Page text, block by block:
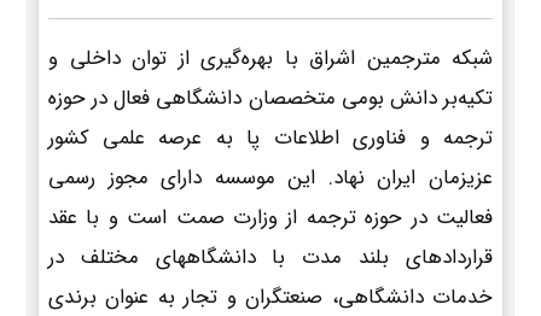
شبکه مترجمین اشراق با بهره‌گیری از توان داخلی و
تکیه‌بر دانش بومی متخصصان دانشگاهی فعال در حوزه
ترجمه و فناوری اطلاعات پا به عرصه علمی کشور
عزیزمان ایران نهاد. این موسسه دارای مجوز رسمی
فعالیت در حوزه ترجمه از وزارت صمت است و با عقد
قراردادهای بلند مدت با دانشگاههای مختلف در
خدمات دانشگاهی، صنعتگران و تجار به عنوان برندی